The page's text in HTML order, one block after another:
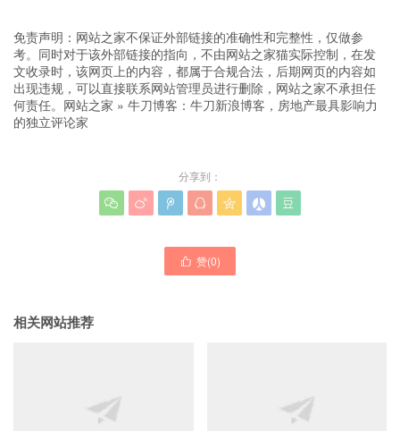
免责声明：网站之家不保证外部链接的准确性和完整性，仅做参
考。同时对于该外部链接的指向，不由网站之家猫实际控制，在发
文收录时，该网页上的内容，都属于合规合法，后期网页的内容如
出现违规，可以直接联系网站管理员进行删除，网站之家不承担任
何责任。 网站之家 » 牛刀博客：牛刀新浪博客，房地产最具影响力
的独立评论家
分享到：
      
 赞(0)
相关网站推荐